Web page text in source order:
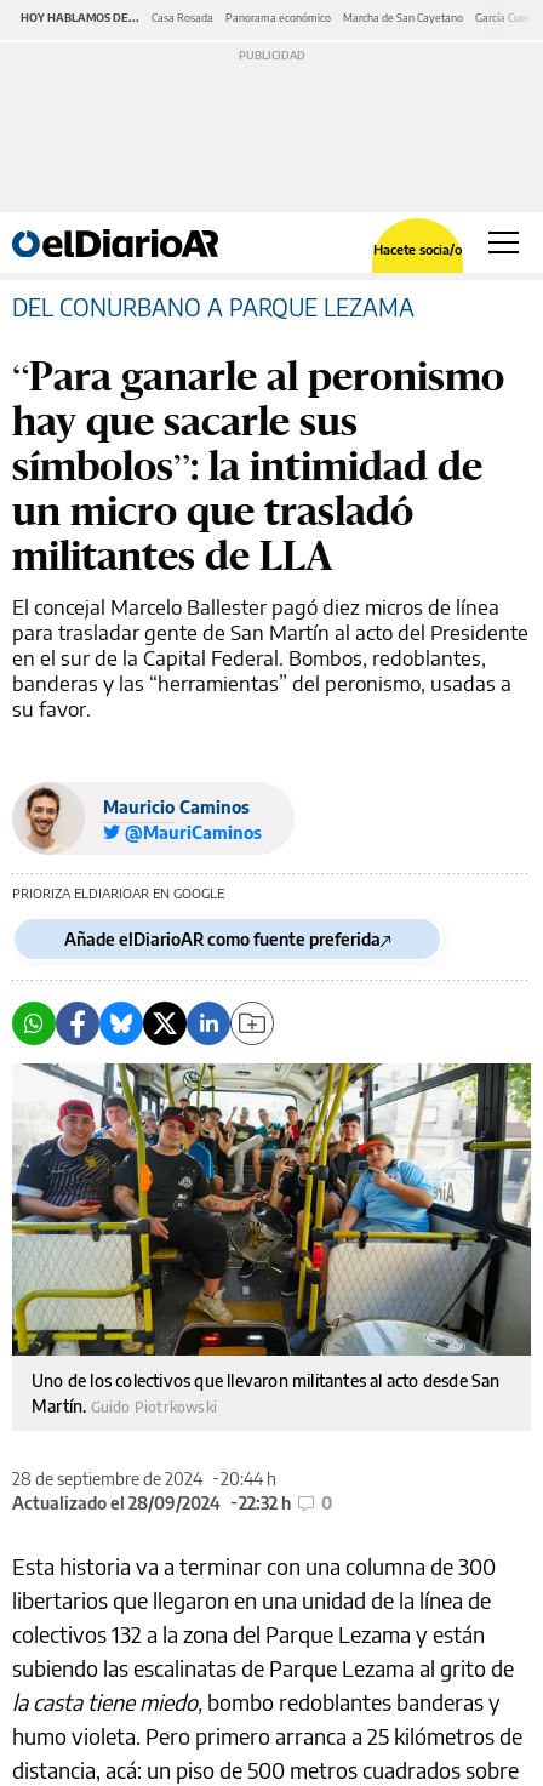
HOY HABLAMOS DE... Casa Rosada Panorama económico Marcha de San Cayetano García Cuerva
Hacete socia/o
DEL CONURBANO A PARQUE LEZAMA
“Para ganarle al peronismo
hay que sacarle sus
símbolos”: la intimidad de
un micro que trasladó
militantes de LLA
El concejal Marcelo Ballester pagó diez micros de línea
para trasladar gente de San Martín al acto del Presidente
en el sur de la Capital Federal. Bombos, redoblantes,
banderas y las “herramientas” del peronismo, usadas a
su favor.
Mauricio Caminos
@MauriCaminos
PRIORIZA ELDIARIOAR EN GOOGLE
Añade elDiarioAR como fuente preferida
Uno de los colectivos que llevaron militantes al acto desde San
Martín. Guido Piotrkowski
28 de septiembre de 2024
20:44 h
Actualizado el 28/09/2024
22:32 h 0
Esta historia va a terminar con una columna de 300
libertarios que llegaron en una unidad de la línea de
colectivos 132 a la zona del Parque Lezama y están
subiendo las escalinatas de Parque Lezama al grito de
la casta tiene miedo, bombo redoblantes banderas y
humo violeta. Pero primero arranca a 25 kilómetros de
distancia, acá: un piso de 500 metros cuadrados sobre